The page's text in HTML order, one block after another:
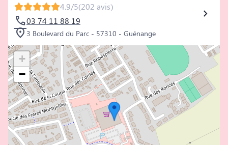
4.9/5(202 avis)
03 74 11 88 19
3 Boulevard du Parc - 57310 - Guénange
+
−